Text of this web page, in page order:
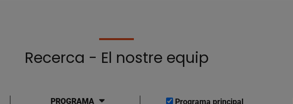
Recerca - El nostre equip
PROGRAMA Programa principal